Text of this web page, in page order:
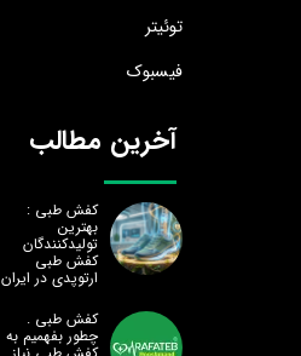
آخرین مطالب
کفش طبی :
بهترین
تولیدکنندگان
کفش طبی
ارتوپدی در ایران
کفش طبی .
چطور بفهمیم به
توئیتر
فیسبوک